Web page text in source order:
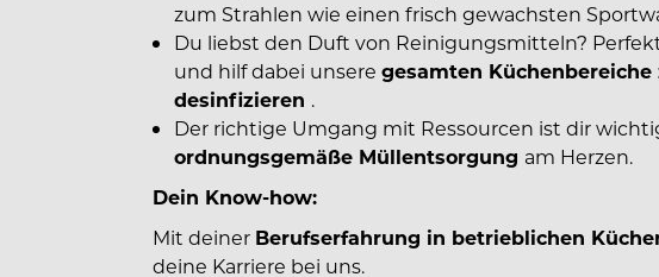
zum Strahlen wie einen frisch gewachsten
Du liebst den Duft von Reinigungsmitteln?
und hilf dabei unsere gesamten
desinfizieren .
Der richtige Umgang mit Ressourcen ist dir
ordnungsgemäße Müllentsorgung am Herzen.
Dein Know-how:
Mit deiner Berufserfahrung in betrieblichen
deine Karriere bei uns.